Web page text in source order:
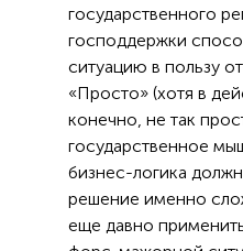
государственного
господдержки
ситуацию в пользу
«Просто» (хотя в
конечно, не так
государственное
бизнес-логика
решение именно
еще давно